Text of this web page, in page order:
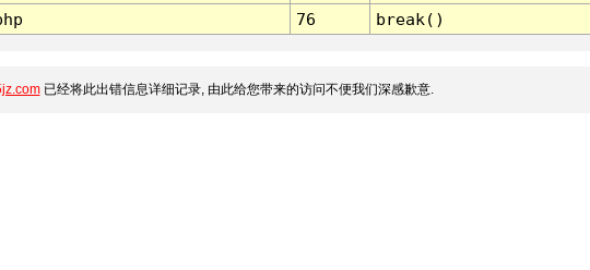
76 break()
已经将此出错信息详细记录, 由此给您带来的访问不便我们深感歉意.